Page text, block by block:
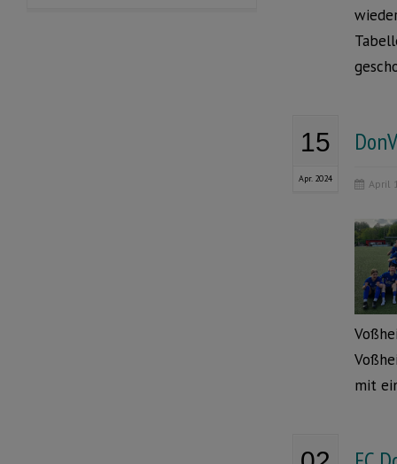
15
Apr. 2024 April
mit